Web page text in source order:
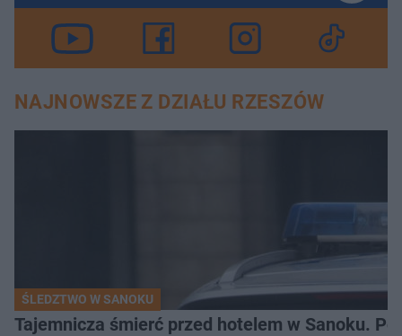
NAJNOWSZE Z DZIAŁU RZESZÓW
ŚLEDZTWO W SANOKU
Tajemnicza śmierć przed hotelem w Sanoku.